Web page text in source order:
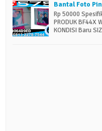
Bantal Foto
Rp 50000
PRODUK BF44X
KONDISI Baru